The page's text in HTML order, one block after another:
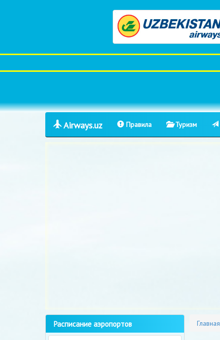
Airways.uz Правила Туризм
Главная
Расписание аэропортов